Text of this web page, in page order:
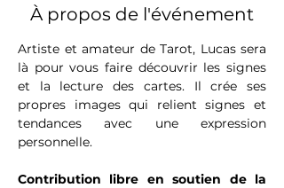
À propos de l'événement
Artiste et amateur de Tarot, Lucas sera
là pour vous faire découvrir les signes
et la lecture des cartes. Il crée ses
propres images qui relient signes et
tendances avec une expression
personnelle.